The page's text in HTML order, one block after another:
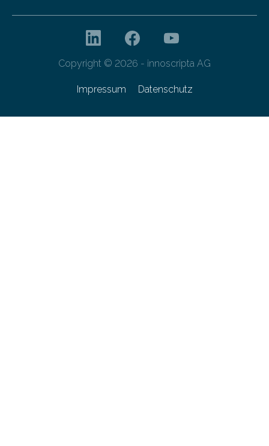
Copyright © 2026 - innoscripta AG
Impressum Datenschutz